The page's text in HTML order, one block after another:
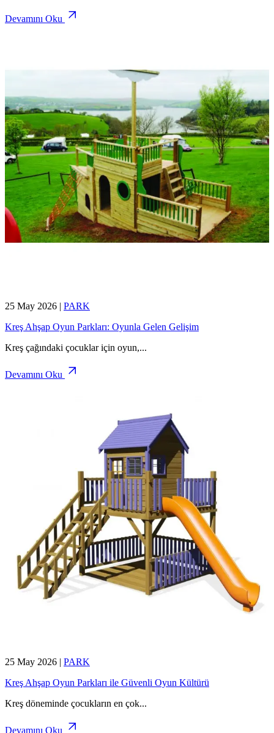
Devamını Oku
25 May 2026 | PARK
Kreş Ahşap Oyun Parkları: Oyunla Gelen Gelişim
Kreş çağındaki çocuklar için oyun,...
Devamını Oku
25 May 2026 | PARK
Kreş Ahşap Oyun Parkları ile Güvenli Oyun Kültürü
Kreş döneminde çocukların en çok...
Devamını Oku